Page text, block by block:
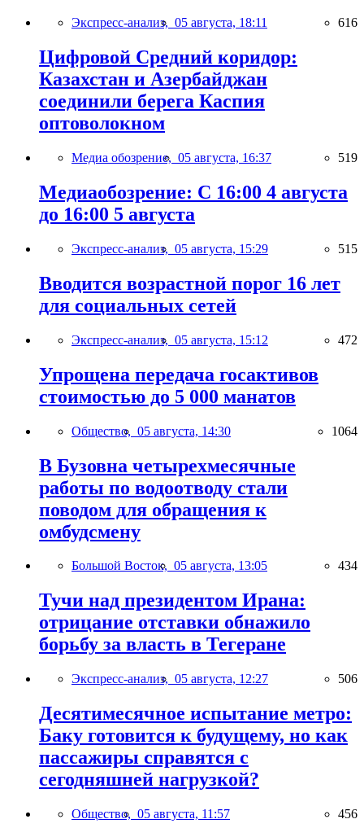
Экспресс-анализ, 05 августа, 18:11 616
Цифровой Средний коридор:
Казахстан и Азербайджан
соединили берега Каспия
оптоволокном
Медиа обозрение, 05 августа, 16:37 519
Медиаобозрение: С 16:00 4 августа
до 16:00 5 августа
Экспресс-анализ, 05 августа, 15:29 515
Вводится возрастной порог 16 лет
для социальных сетей
Экспресс-анализ, 05 августа, 15:12 472
Упрощена передача госактивов
стоимостью до 5 000 манатов
Общество, 05 августа, 14:30 1064
В Бузовна четырехмесячные
работы по водоотводу стали
поводом для обращения к
омбудсмену
Большой Восток, 05 августа, 13:05 434
Тучи над президентом Ирана:
отрицание отставки обнажило
борьбу за власть в Тегеране
Экспресс-анализ, 05 августа, 12:27 506
Десятимесячное испытание метро:
Баку готовится к будущему, но как
пассажиры справятся с
сегодняшней нагрузкой?
Общество, 05 августа, 11:57 456